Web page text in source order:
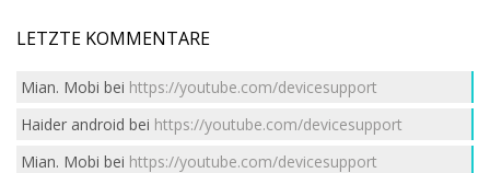
LETZTE KOMMENTARE
Mian. Mobi bei https://youtube.com/devicesupport
Haider android bei https://youtube.com/devicesupport
Mian. Mobi bei https://youtube.com/devicesupport